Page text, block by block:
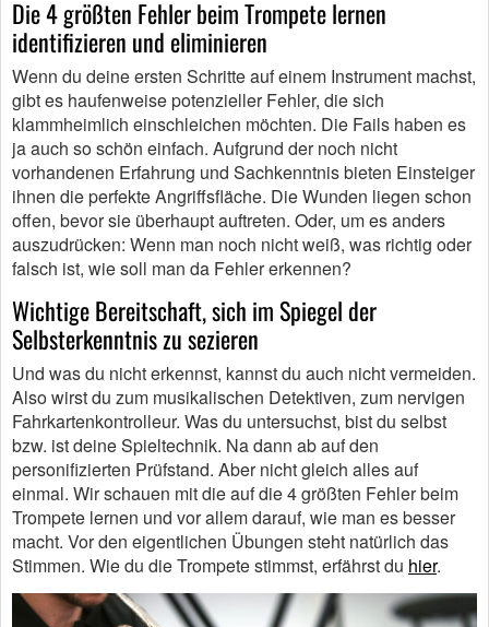
Die 4 größten Fehler beim Trompete lernen
identifizieren und eliminieren
Wenn du deine ersten Schritte auf einem Instrument machst,
gibt es haufenweise potenzieller Fehler, die sich
klammheimlich einschleichen möchten. Die Fails haben es
ja auch so schön einfach. Aufgrund der noch nicht
vorhandenen Erfahrung und Sachkenntnis bieten Einsteiger
ihnen die perfekte Angriffsfläche. Die Wunden liegen schon
offen, bevor sie überhaupt auftreten. Oder, um es anders
auszudrücken: Wenn man noch nicht weiß, was richtig oder
falsch ist, wie soll man da Fehler erkennen?
Wichtige Bereitschaft, sich im Spiegel der
Selbsterkenntnis zu sezieren
Und was du nicht erkennst, kannst du auch nicht vermeiden.
Also wirst du zum musikalischen Detektiven, zum nervigen
Fahrkartenkontrolleur. Was du untersuchst, bist du selbst
bzw. ist deine Spieltechnik. Na dann ab auf den
personifizierten Prüfstand. Aber nicht gleich alles auf
einmal. Wir schauen mit die auf die 4 größten Fehler beim
Trompete lernen und vor allem darauf, wie man es besser
macht. Vor den eigentlichen Übungen steht natürlich das
Stimmen. Wie du die Trompete stimmst, erfährst du hier.